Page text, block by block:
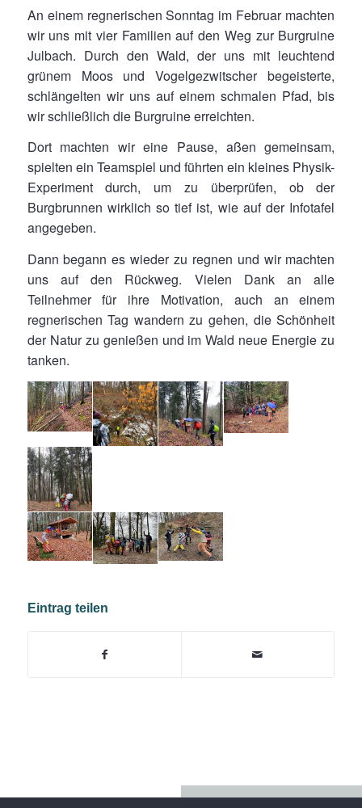
An einem regnerischen Sonntag im Februar machten
wir uns mit vier Familien auf den Weg zur Burgruine
Julbach. Durch den Wald, der uns mit leuchtend
grünem Moos und Vogelgezwitscher begeisterte,
schlängelten wir uns auf einem schmalen Pfad, bis
wir schließlich die Burgruine erreichten.
Dort machten wir eine Pause, aßen gemeinsam,
spielten ein Teamspiel und führten ein kleines Physik-
Experiment durch, um zu überprüfen, ob der
Burgbrunnen wirklich so tief ist, wie auf der Infotafel
angegeben.
Dann begann es wieder zu regnen und wir machten
uns auf den Rückweg. Vielen Dank an alle
Teilnehmer für ihre Motivation, auch an einem
regnerischen Tag wandern zu gehen, die Schönheit
der Natur zu genießen und im Wald neue Energie zu
tanken.
Eintrag teilen